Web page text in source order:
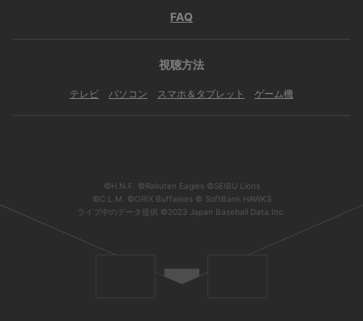
FAQ
視聴方法
テレビ パソコン スマホ＆タブレット ゲーム機
©H.N.F. ©Rakuten Eagles ©SEIBU Lions
©C.L.M. ©ORIX Buffaloes © SoftBank HAWKS
ライブ中のデータ提供 ©2023 Japan Baseball Data Inc.